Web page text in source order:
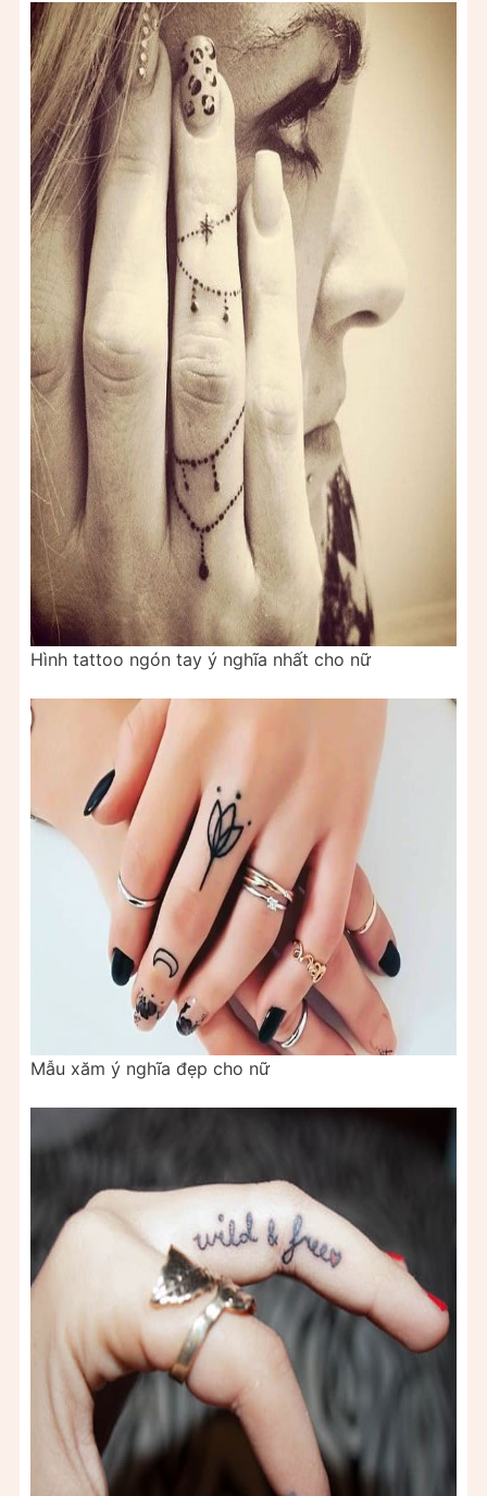
Hình tattoo ngón tay ý nghĩa nhất cho nữ
Mẫu xăm ý nghĩa đẹp cho nữ